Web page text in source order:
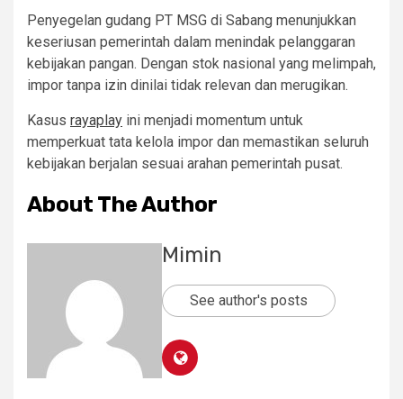
Penyegelan gudang PT MSG di Sabang menunjukkan
keseriusan pemerintah dalam menindak pelanggaran
kebijakan pangan. Dengan stok nasional yang melimpah,
impor tanpa izin dinilai tidak relevan dan merugikan.
Kasus rayaplay ini menjadi momentum untuk
memperkuat tata kelola impor dan memastikan seluruh
kebijakan berjalan sesuai arahan pemerintah pusat.
About The Author
Mimin
See author's posts